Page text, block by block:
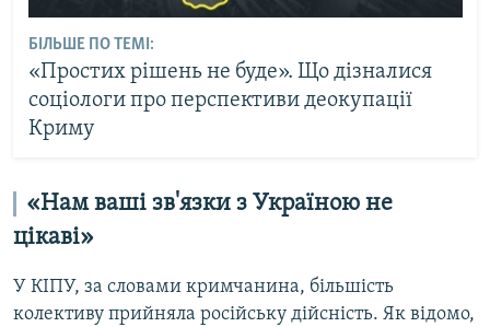
БІЛЬШЕ ПО ТЕМІ:
«Простих рішень не буде». Що дізналися
соціологи про перспективи деокупації
Криму
«Нам ваші зв'язки з Україною не
цікаві»
У КІПУ, за словами кримчанина, більшість
колективу прийняла російську дійсність. Як відомо,